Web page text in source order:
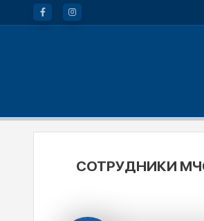
СОТРУДНИКИ